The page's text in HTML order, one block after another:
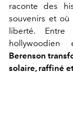
raconte des
souvenirs et
liberté. Entre
Berenson
solaire, raffiné